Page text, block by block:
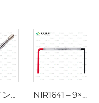
IPL キセノンランプ P1640 – 7×47×110 mm NIR1641 – 9×45×110 mm